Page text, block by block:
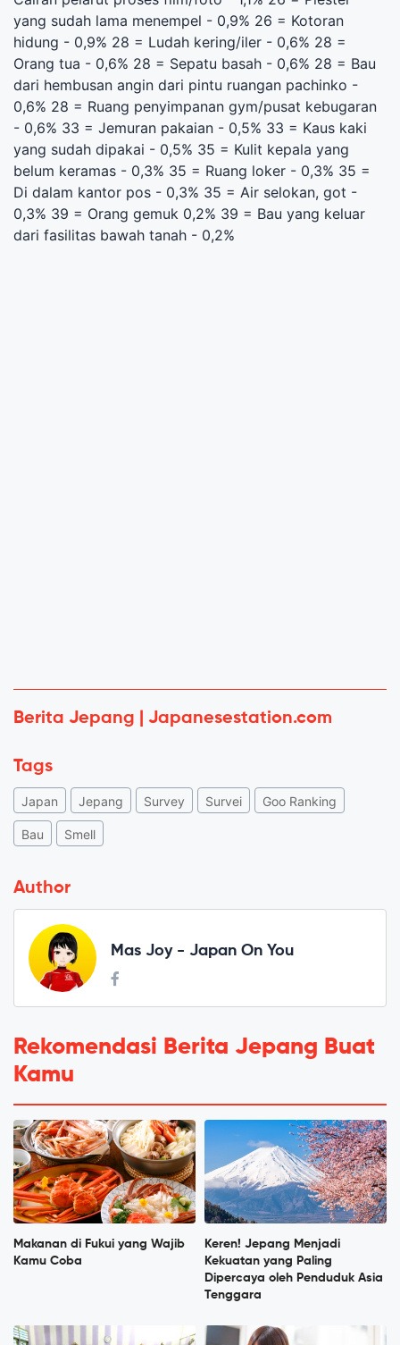
yang sudah lama menempel - 0,9% 26 = Kotoran
hidung - 0,9% 28 = Ludah kering/iler - 0,6% 28 =
Orang tua - 0,6% 28 = Sepatu basah - 0,6% 28 = Bau
dari hembusan angin dari pintu ruangan pachinko -
0,6% 28 = Ruang penyimpanan gym/pusat kebugaran
- 0,6% 33 = Jemuran pakaian - 0,5% 33 = Kaus kaki
yang sudah dipakai - 0,5% 35 = Kulit kepala yang
belum keramas - 0,3% 35 = Ruang loker - 0,3% 35 =
Di dalam kantor pos - 0,3% 35 = Air selokan, got -
0,3% 39 = Orang gemuk 0,2% 39 = Bau yang keluar
dari fasilitas bawah tanah - 0,2%
Berita Jepang | Japanesestation.com
Tags
Japan Jepang Survey Survei Goo Ranking
Bau Smell
Author
Mas Joy - Japan On You
Rekomendasi Berita Jepang Buat
Kamu
Makanan di Fukui yang Wajib
Kamu Coba
Keren! Jepang Menjadi
Kekuatan yang Paling
Dipercaya oleh Penduduk Asia
Tenggara